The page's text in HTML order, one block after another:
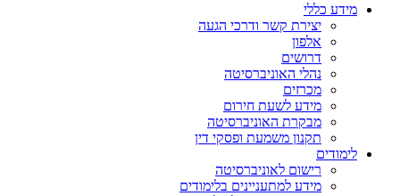
מידע כללי
יצירת קשר ודרכי הגעה
אלפון
דרושים
נהלי האוניברסיטה
מכרזים
מידע לשעת חירום
מבקרת האוניברסיטה
תקנון משמעת ופסקי דין
לימודים
רישום לאוניברסיטה
מידע למתעניינים בלימודים